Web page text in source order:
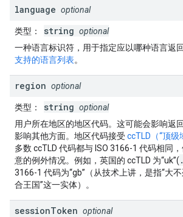
language optional
类型 ： string optional
一种语言标识符，用于指定应以哪种语言返
支持的语言列表。
region optional
类型 ： string optional
用户所在地区的地区代码。这可能会影响返
影响其他方面。地区代码接受 ccTLD（“顶级
多数 ccTLD 代码都与 ISO 3166-1 代码相同
意的例外情况。例如，英国的 ccTLD 为“uk”(
3166-1 代码为“gb”（从技术上讲，是指“大
合王国”这一实体）。
sessionToken optional